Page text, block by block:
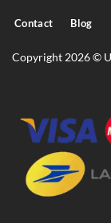
Contact Blog
Copyright 2026 ©